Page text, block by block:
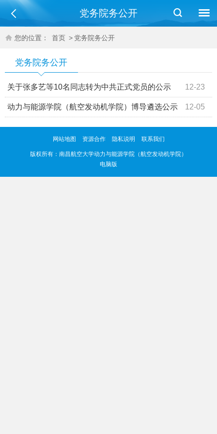
党务院务公开
您的位置： 首页 > 党务院务公开
党务院务公开
12-23
关于张多艺等10名同志转为中共正式党员的公示
12-05
动力与能源学院（航空发动机学院）博导遴选公示
网站地图 资源合作 隐私说明 联系我们
版权所有： 南昌航空大学动力与能源学院（航空发动机学院）
电脑版